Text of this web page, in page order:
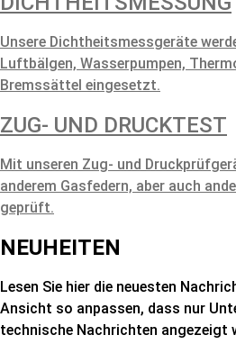
Unsere Dichtheitsmessgeräte
Luftbälgen, Wasserpumpen,
Bremssättel eingesetzt.
ZUG- UND DRUCKTEST
Mit unseren Zug- und
anderem Gasfedern, aber auch
geprüft.
NEUHEITEN
Lesen Sie hier die neuesten
Ansicht so anpassen, dass nur
technische Nachrichten angezeigt